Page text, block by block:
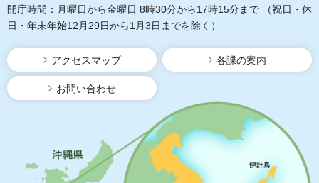
開庁時間：月曜日から金曜日 8時30分から17時15分まで
（祝日・休
日・年末年始12月29日から1月3日までを除く）
アクセスマップ 各課の案内
お問い合わせ